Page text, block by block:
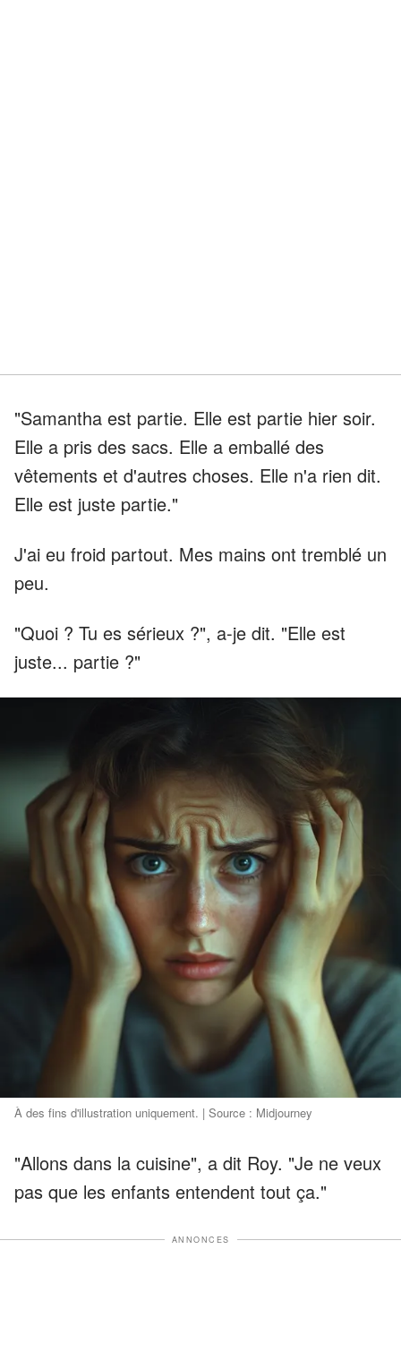
"Samantha est partie. Elle est partie hier soir.
Elle a pris des sacs. Elle a emballé des
vêtements et d'autres choses. Elle n'a rien dit.
Elle est juste partie."
J'ai eu froid partout. Mes mains ont tremblé un
peu.
"Quoi ? Tu es sérieux ?", a-je dit. "Elle est
juste... partie ?"
À des fins d'illustration uniquement. | Source : Midjourney
"Allons dans la cuisine", a dit Roy. "Je ne veux
pas que les enfants entendent tout ça."
ANNONCES